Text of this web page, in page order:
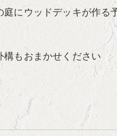
にウッドデッキが作
もおまかせください